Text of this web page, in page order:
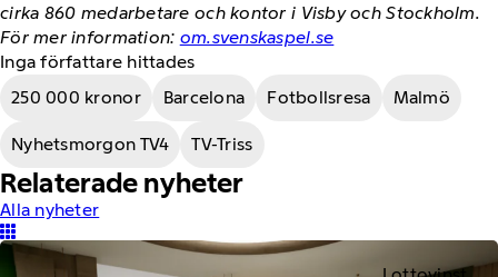
cirka 860 medarbetare och kontor i Visby och Stockholm.
För mer information: om.svenskaspel.se
Inga författare hittades
250 000 kronor
Barcelona Fotbollsresa Malmö
Nyhetsmorgon TV4 TV-Triss
Relaterade nyheter
Alla nyheter